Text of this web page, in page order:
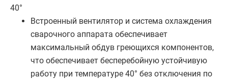
40°
Встроенный вентилятор и система охлаждения
сварочного аппарата обеспечивает
максимальный обдув греющихся компонентов,
что обеспечивает бесперебойную устойчивую
работу при температуре 40° без отключения по